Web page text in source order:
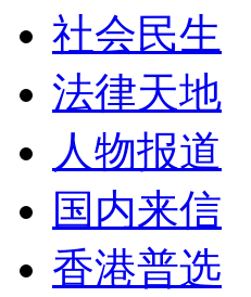
社会民生
法律天地
人物报道
国内来信
香港普选